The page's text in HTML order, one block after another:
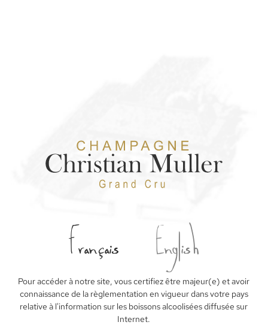
Français English
Pour accéder à notre site, vous certifiez être majeur(e) et avoir
connaissance de la règlementation en vigueur dans votre pays
relative à l'information sur les boissons alcoolisées diffusée sur
Internet.